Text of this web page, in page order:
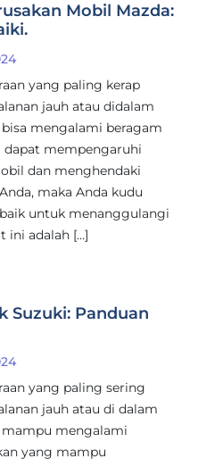
Mobil Mazda:
yang paling kerap
jauh atau didalam
mengalami beragam
dapat mempengaruhi
dan menghendaki
maka Anda kudu
untuk menanggulangi
ini adalah […]
Suzuki: Panduan
yang paling sering
jauh atau di dalam
mengalami
yang mampu